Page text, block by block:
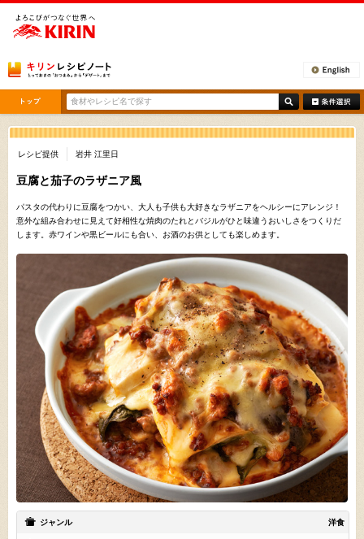
レシピ提供 岩井 江里日
豆腐と茄子のラザニア風
パスタの代わりに豆腐をつかい、大人も子供も大好きなラザニアをヘルシーにアレンジ！
意外な組み合わせに見えて好相性な焼肉のたれとバジルがひと味違うおいしさをつくりだ
します。赤ワインや黒ビールにも合い、お酒のお供としても楽しめます。
ジャンル 洋食